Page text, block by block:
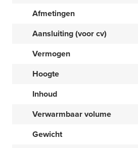
Afmetingen
Aansluiting (voor cv)
Vermogen
Hoogte
Inhoud
Verwarmbaar volume
Gewicht